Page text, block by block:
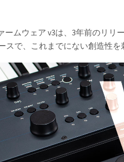
ームウェア v3は、3年前のリ
スで、これまでにない創造性を